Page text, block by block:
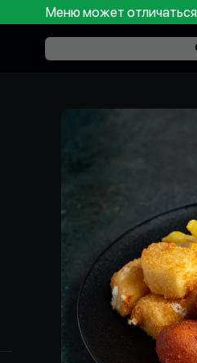
Меню может